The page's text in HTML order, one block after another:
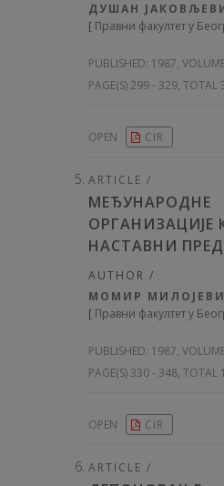
ДУШАН
[ Правни факултет у
PUBLISHED: 1987,
PAGE(S) 299 - 329, TOTAL
OPEN CIR
ARTICLE /
МЕЂУНАРОДНЕ
ОРГАНИЗАЦИЈЕ
НАСТАВНИ
AUTHOR /
МОМИР
[ Правни факултет у
PUBLISHED: 1987,
PAGE(S) 330 - 348, TOTAL
OPEN CIR
ARTICLE /